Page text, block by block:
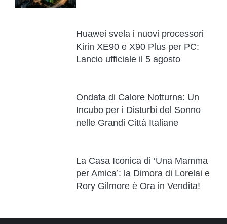
Huawei svela i nuovi processori
Kirin XE90 e X90 Plus per PC:
Lancio ufficiale il 5 agosto
Ondata di Calore Notturna: Un
Incubo per i Disturbi del Sonno
nelle Grandi Città Italiane
La Casa Iconica di ‘Una Mamma
per Amica’: la Dimora di Lorelai e
Rory Gilmore è Ora in Vendita!